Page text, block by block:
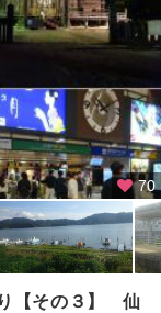
70
【その３】 仙